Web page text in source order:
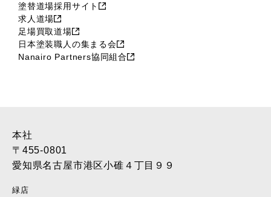
塗替道場採用サイト
求人道場
足場買取道場
日本塗装職人の集まる会
Nanairo Partners協同組合
本社
〒455-0801
愛知県名古屋市港区小碓４丁目９９
緑店